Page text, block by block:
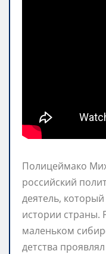
Полицеймако
российский
деятель,
истории страны.
маленьком
детства